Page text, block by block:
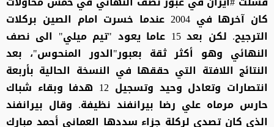
كان آخرها في 2004 عندما خسرت امام الصين بركلات
الترجيح. لكن بعد 15 عاما يعود "تيم ميلي" الى نصف
النهائي وهو أكثر ثقة بعبور"الدور المنحوس"، بعد
النتائج اللافتة التي حققها في النسخة الحالية بأربعة
انتصارات وتعادل وحيد وتسجيل 12 هدفا وبقاء شباك
حارس مرماه علي رضا بيرانفند نظيفة. وقال بيرانفند
الذي كان تصدى لركلة جزاء سددها العماني أحمد مبارك